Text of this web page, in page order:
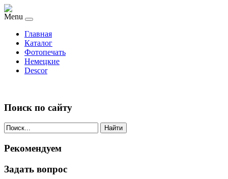
Menu
Главная
Каталог
Фотопечать
Немецкие
Descor
Поиск по сайту
Найти
Рекомендуем
Задать вопрос